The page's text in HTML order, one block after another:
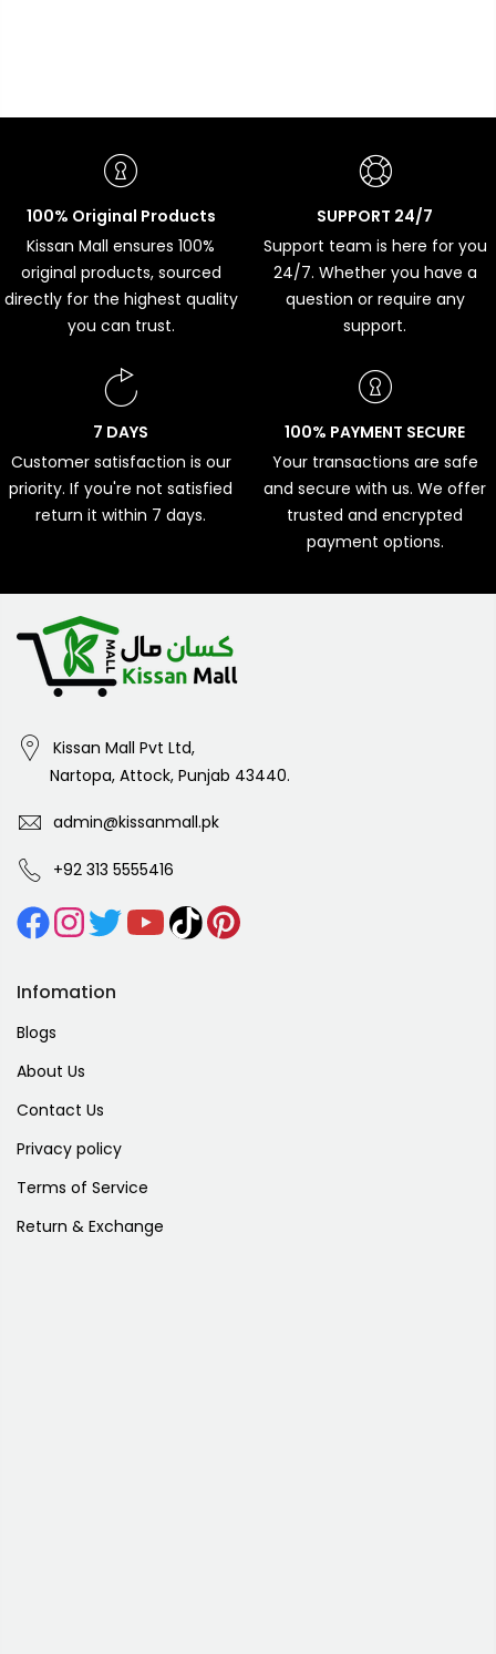
100% Original Products
Kissan Mall ensures 100%
original products, sourced
directly for the highest quality
you can trust.
SUPPORT 24/7
Support team is here for you
24/7. Whether you have a
question or require any
support.
7 DAYS
Customer satisfaction is our
priority. If you're not satisfied
return it within 7 days.
100% PAYMENT SECURE
Your transactions are safe
and secure with us. We offer
trusted and encrypted
payment options.
Kissan Mall Pvt Ltd,
Nartopa, Attock, Punjab 43440.
admin@kissanmall.pk
+92 313 5555416
Infomation
Blogs
About Us
Contact Us
Privacy policy
Terms of Service
Return & Exchange